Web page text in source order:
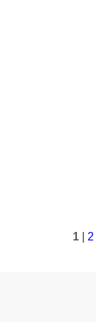
1 2